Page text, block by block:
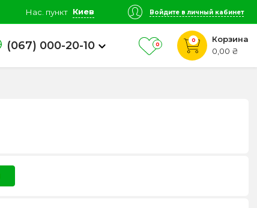
Нас. пункт Киев Войдите в личный кабинет
(067) 000-20-10 0
0
Корзина
0,00 ₴